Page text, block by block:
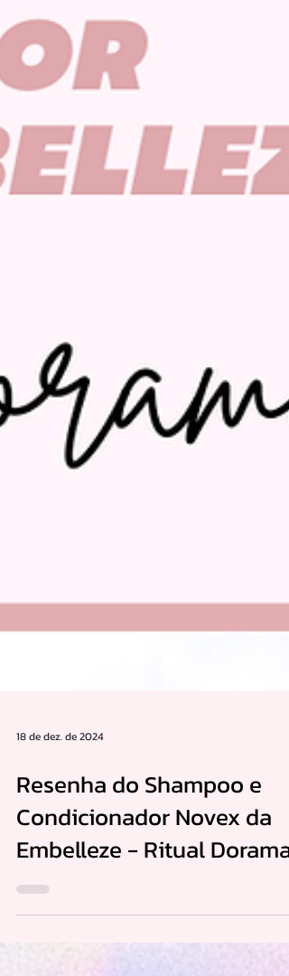
18 de dez. de 2024
Resenha do Shampoo e
Condicionador Novex da
Embelleze - Ritual Dorama